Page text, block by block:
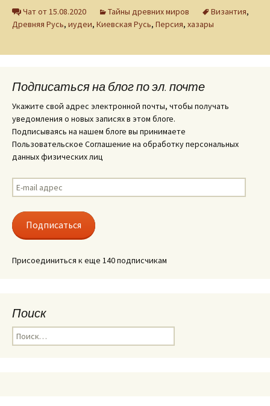
Чат от 15.08.2020 Тайны древних миров Византия,
Древняя Русь, иудеи, Киевская Русь, Персия, хазары
Подписаться на блог по эл. почте
Укажите свой адрес электронной почты, чтобы получать
уведомления о новых записях в этом блоге.
Подписываясь на нашем блоге вы принимаете
Пользовательское Соглашение на обработку персональных
данных физических лиц
E-
mail
Подписаться
Присоединиться к еще 140 подписчикам
Поиск
Найти: